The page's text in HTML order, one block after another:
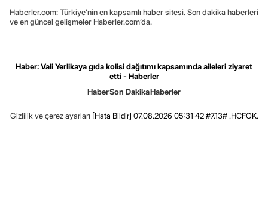
Haberler.com: Türkiye’nin en kapsamlı haber sitesi. Son dakika haberleri
ve en güncel gelişmeler Haberler.com’da.
Haber: Vali Yerlikaya gıda kolisi dağıtımı kapsamında aileleri ziyaret
etti - Haberler
HaberSon DakikaHaberler
Gizlilik ve çerez ayarları [Hata Bildir] 07.08.2026 05:31:42 #7.13# .HCFOK.